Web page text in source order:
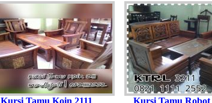
Kursi Tamu Koin 2111 Kursi Tamu